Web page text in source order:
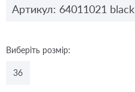
Артикул: 64011021 black
Виберіть розмір:
36